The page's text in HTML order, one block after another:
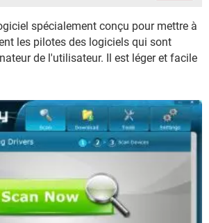
spécialement conçu pour mettre à
les pilotes des logiciels qui sont
de l'utilisateur. Il est léger et facile